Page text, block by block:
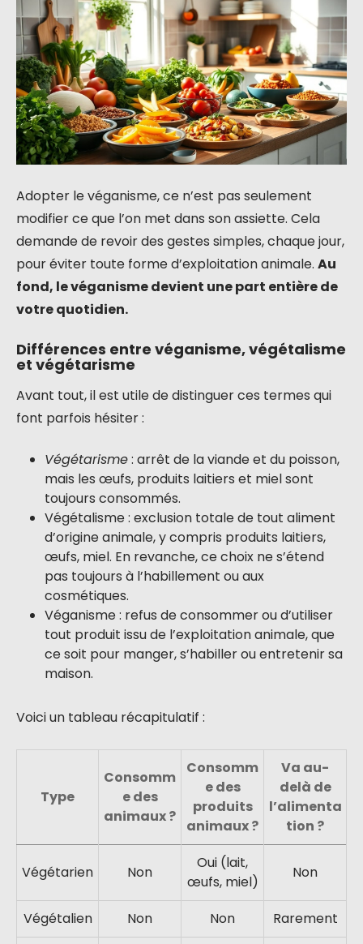
Adopter le véganisme, ce n’est pas seulement
modifier ce que l’on met dans son assiette. Cela
demande de revoir des gestes simples, chaque jour,
pour éviter toute forme d’exploitation animale. Au
fond, le véganisme devient une part entière de
votre quotidien.
Différences entre véganisme, végétalisme
et végétarisme
Avant tout, il est utile de distinguer ces termes qui
font parfois hésiter :
Végétarisme: arrêt de la viande et du poisson,
mais les œufs, produits laitiers et miel sont
toujours consommés.
Végétalisme : exclusion totale de tout aliment
d’origine animale, y compris produits laitiers,
œufs, miel. En revanche, ce choix ne s’étend
pas toujours à l’habillement ou aux
cosmétiques.
Véganisme : refus de consommer ou d’utiliser
tout produit issu de l’exploitation animale, que
ce soit pour manger, s’habiller ou entretenir sa
maison.
Voici un tableau récapitulatif :
Type
Consomm
e des
animaux ?
Consomm
e des
produits
animaux ?
Va au-
delà de
l’alimenta
tion ?
Végétarien Non
Oui (lait,
œufs, miel)
Non
Végétalien Non Non Rarement